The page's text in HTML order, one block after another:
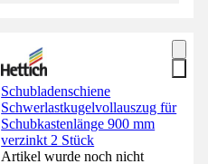
Schubladenschiene
Schwerlastkugelvollauszug für
Schubkastenlänge 900 mm
verzinkt 2 Stück
Artikel wurde noch nicht